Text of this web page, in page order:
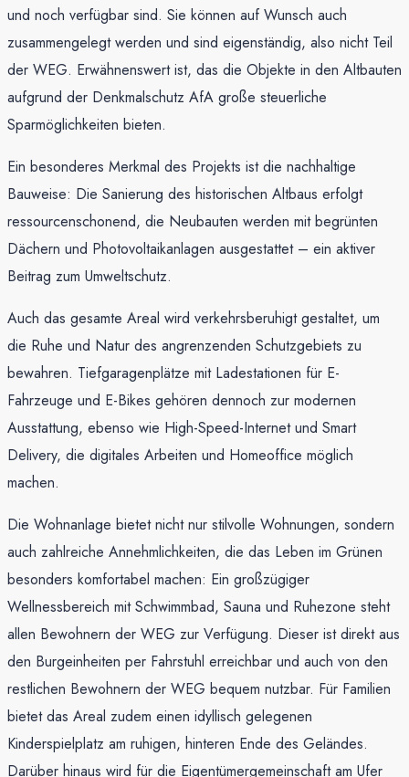
und noch verfügbar sind. Sie können auf Wunsch auch
zusammengelegt werden und sind eigenständig, also nicht Teil
der WEG. Erwähnenswert ist, das die Objekte in den Altbauten
aufgrund der Denkmalschutz AfA große steuerliche
Sparmöglichkeiten bieten.
Ein besonderes Merkmal des Projekts ist die nachhaltige
Bauweise: Die Sanierung des historischen Altbaus erfolgt
ressourcenschonend, die Neubauten werden mit begrünten
Dächern und Photovoltaikanlagen ausgestattet – ein aktiver
Beitrag zum Umweltschutz.
Auch das gesamte Areal wird verkehrsberuhigt gestaltet, um
die Ruhe und Natur des angrenzenden Schutzgebiets zu
bewahren. Tiefgaragenplätze mit Ladestationen für E-
Fahrzeuge und E-Bikes gehören dennoch zur modernen
Ausstattung, ebenso wie High-Speed-Internet und Smart
Delivery, die digitales Arbeiten und Homeoffice möglich
machen.
Die Wohnanlage bietet nicht nur stilvolle Wohnungen, sondern
auch zahlreiche Annehmlichkeiten, die das Leben im Grünen
besonders komfortabel machen: Ein großzügiger
Wellnessbereich mit Schwimmbad, Sauna und Ruhezone steht
allen Bewohnern der WEG zur Verfügung. Dieser ist direkt aus
den Burgeinheiten per Fahrstuhl erreichbar und auch von den
restlichen Bewohnern der WEG bequem nutzbar. Für Familien
bietet das Areal zudem einen idyllisch gelegenen
Kinderspielplatz am ruhigen, hinteren Ende des Geländes.
Darüber hinaus wird für die Eigentümergemeinschaft am Ufer